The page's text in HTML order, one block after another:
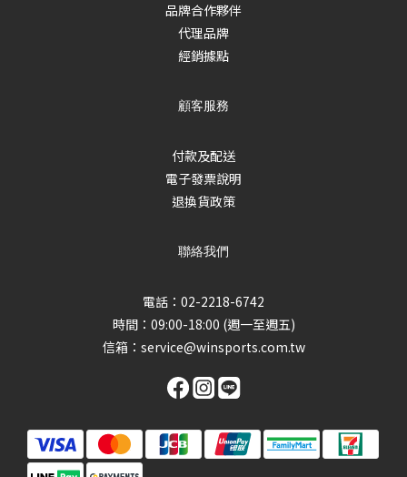
品牌合作夥伴
代理品牌
經銷據點
顧客服務
付款及配送
電子發票說明
退換貨政策
聯絡我們
電話：02-2218-6742
時間：09:00-18:00 (週一至週五)
信箱： service@winsports.com.tw